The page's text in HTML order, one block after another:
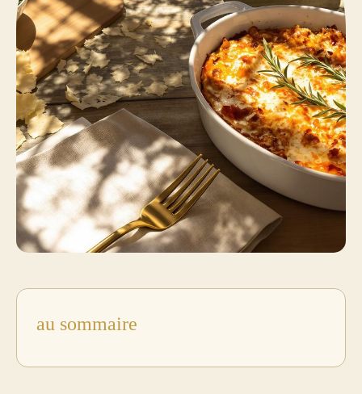
au sommaire